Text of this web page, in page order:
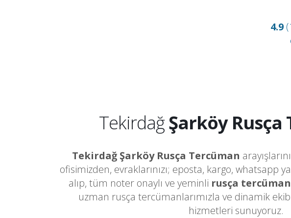
4.9
TekirdağŞarköy
Tekirdağ Şarköy Rusça Tercüman
ofisimizden, evraklarınızı; eposta, kargo, whatsapp
alıp, tüm noter onaylı ve yeminli rusça tercüman
uzman rusça tercümanlarımızla ve dinamik
hizmetleri sunuyoruz.